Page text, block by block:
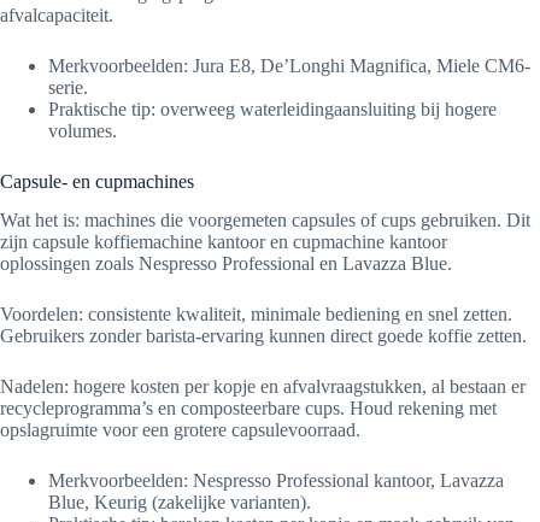
afvalcapaciteit.
Merkvoorbeelden: Jura E8, De’Longhi Magnifica, Miele CM6-
serie.
Praktische tip: overweeg waterleidingaansluiting bij hogere
volumes.
Capsule- en cupmachines
Wat het is: machines die voorgemeten capsules of cups gebruiken. Dit
zijn capsule koffiemachine kantoor en cupmachine kantoor
oplossingen zoals Nespresso Professional en Lavazza Blue.
Voordelen: consistente kwaliteit, minimale bediening en snel zetten.
Gebruikers zonder barista-ervaring kunnen direct goede koffie zetten.
Nadelen: hogere kosten per kopje en afvalvraagstukken, al bestaan er
recycleprogramma’s en composteerbare cups. Houd rekening met
opslagruimte voor een grotere capsulevoorraad.
Merkvoorbeelden: Nespresso Professional kantoor, Lavazza
Blue, Keurig (zakelijke varianten).